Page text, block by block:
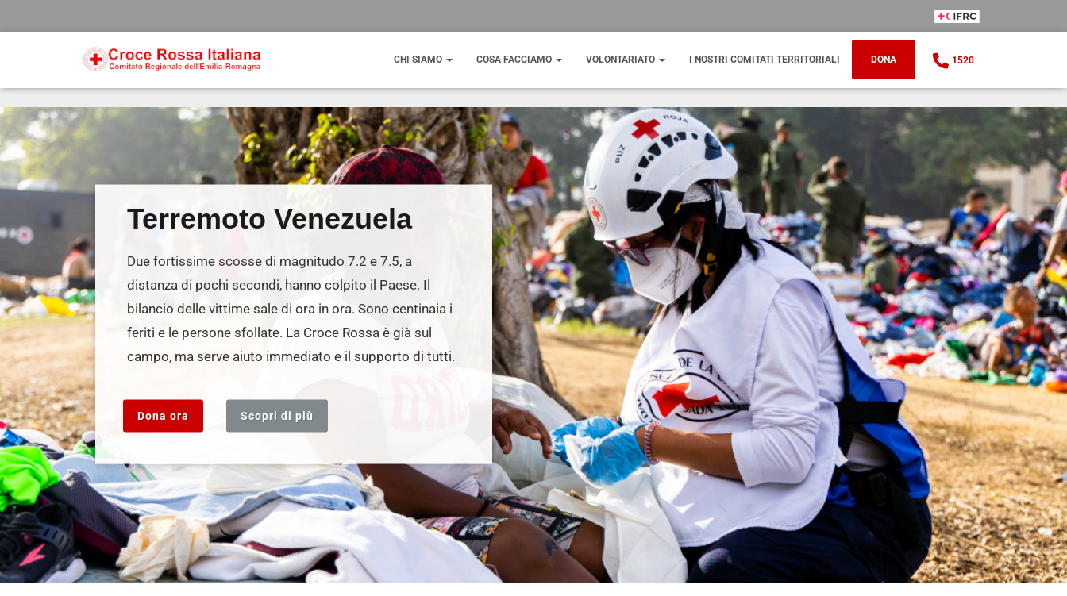
CHI SIAMO
COSA FACCIAMO VOLONTARIATO I NOSTRI COMITATI TERRITORIALI DONA 1520
Terremoto Venezuela
Due fortissime scosse di magnitudo 7.2 e 7.5, a
distanza di pochi secondi, hanno colpito il Paese. Il
bilancio delle vittime sale di ora in ora. Sono centinaia i
feriti e le persone sfollate. La Croce Rossa è già sul
campo, ma serve aiuto immediato e il supporto di tutti.
Dona ora Scopri di più